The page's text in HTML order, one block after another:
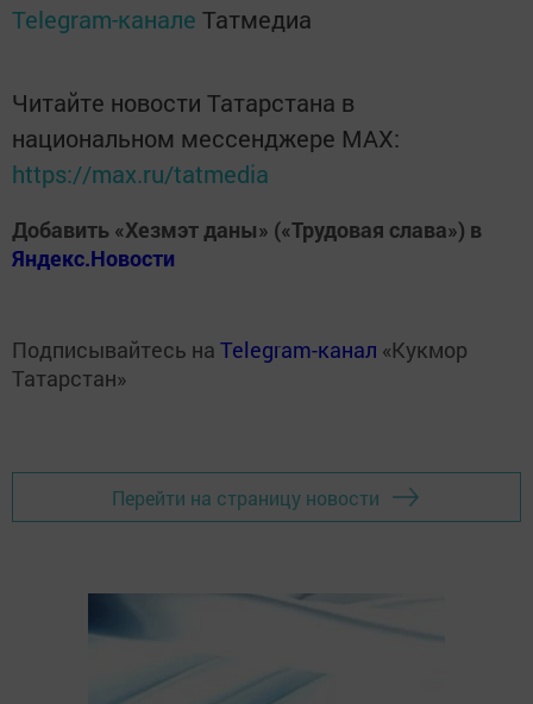
Telegram-канале Татмедиа
Читайте новости Татарстана в
национальном мессенджере MАХ:
https://max.ru/tatmedia
Добавить «Хезмэт даны» («Трудовая слава») в
Яндекс.Новости
Подписывайтесь на Telegram-канал «Кукмор
Татарстан»
Перейти на страницу новости